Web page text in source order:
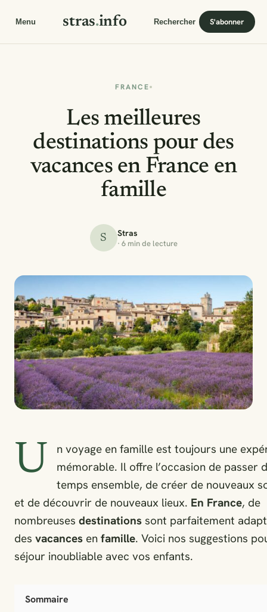
Menu stras.info Rechercher S'abonner
FRANCE
Les meilleures
destinations pour des
vacances en France en
famille
S Stras
· 6 min de lecture
U
n voyage en famille est toujours une
mémorable. Il offre l’occasion de passer
temps ensemble, de créer de nouveaux
et de découvrir de nouveaux lieux. En France, de
nombreuses destinations sont parfaitement
des vacances en famille. Voici nos suggestions
séjour inoubliable avec vos enfants.
Sommaire